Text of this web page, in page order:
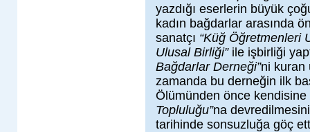
yazdığı eserlerin büyük
kadın bağdarlar arasında
sanatçı “Küğ Öğretmenleri
Ulusal Birliği” ile işbirliği
Bağdarlar Derneği”ni kuran
zamanda bu derneğin ilk
Ölümünden önce kendisine
Topluluğu”na
tarihinde sonsuzluğa göç